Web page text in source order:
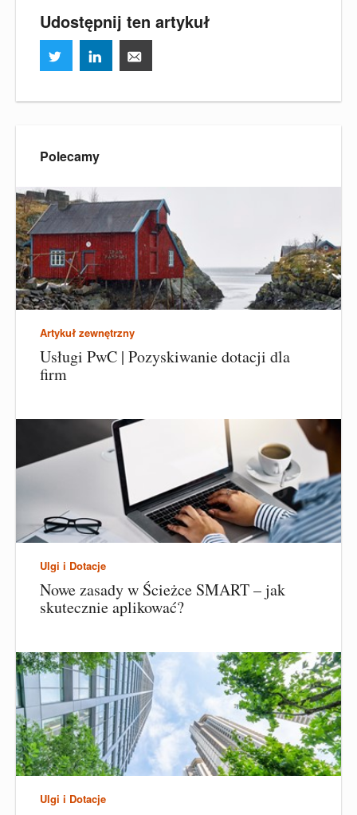
Udostępnij ten artykuł
Polecamy
Artykuł zewnętrzny
Usługi PwC | Pozyskiwanie dotacji dla
firm
Ulgi i Dotacje
Nowe zasady w Ścieżce SMART – jak
skutecznie aplikować?
Ulgi i Dotacje